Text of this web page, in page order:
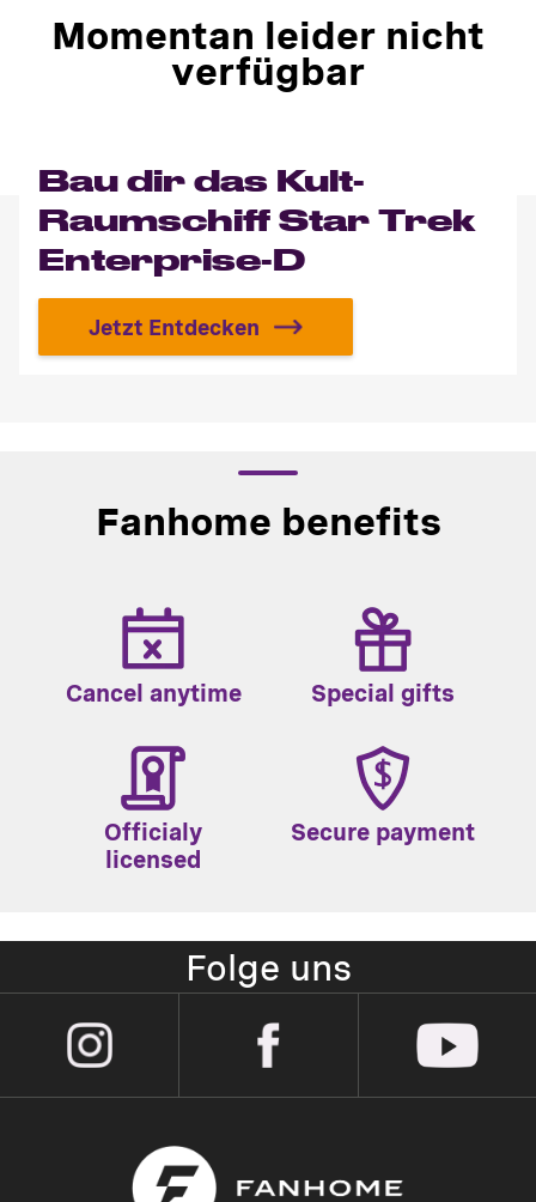
Momentan leider nicht
verfügbar
Bau dir das Kult-
Raumschiff Star Trek
Enterprise-D
Bau dir das Kult-Raumschiff
Jetzt Entdecken
Fanhome benefits
Cancel anytime Special gifts
Officialy
licensed
Secure payment
Folge uns